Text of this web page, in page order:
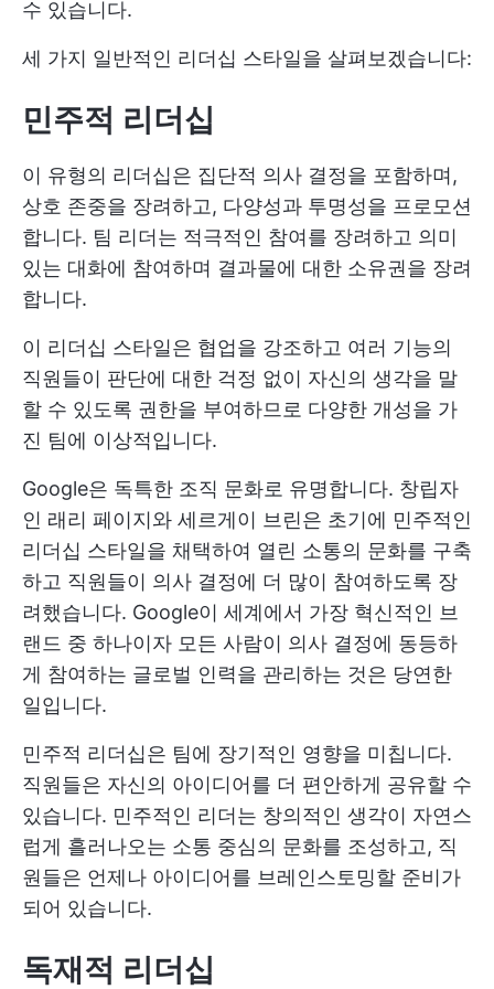
수 있습니다.
세 가지 일반적인 리더십 스타일을 살펴보겠습니다:
민주적 리더십
이 유형의 리더십은 집단적 의사 결정을 포함하며,
상호 존중을 장려하고, 다양성과 투명성을 프로모션
합니다. 팀 리더는 적극적인 참여를 장려하고 의미
있는 대화에 참여하며 결과물에 대한 소유권을 장려
합니다.
이 리더십 스타일은 협업을 강조하고 여러 기능의
직원들이 판단에 대한 걱정 없이 자신의 생각을 말
할 수 있도록 권한을 부여하므로 다양한 개성을 가
진 팀에 이상적입니다.
Google은 독특한 조직 문화로 유명합니다. 창립자
인 래리 페이지와 세르게이 브린은 초기에 민주적인
리더십 스타일을 채택하여 열린 소통의 문화를 구축
하고 직원들이 의사 결정에 더 많이 참여하도록 장
려했습니다. Google이 세계에서 가장 혁신적인 브
랜드 중 하나이자 모든 사람이 의사 결정에 동등하
게 참여하는 글로벌 인력을 관리하는 것은 당연한
일입니다.
민주적 리더십은 팀에 장기적인 영향을 미칩니다.
직원들은 자신의 아이디어를 더 편안하게 공유할 수
있습니다. 민주적인 리더는 창의적인 생각이 자연스
럽게 흘러나오는 소통 중심의 문화를 조성하고, 직
원들은 언제나 아이디어를 브레인스토밍할 준비가
되어 있습니다.
독재적 리더십